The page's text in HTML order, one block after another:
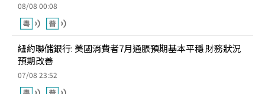
08/08 00:08
紐約聯儲銀行: 美國消費者7月通脹預期基本平穩 財務狀況
預期改善
07/08 23:52